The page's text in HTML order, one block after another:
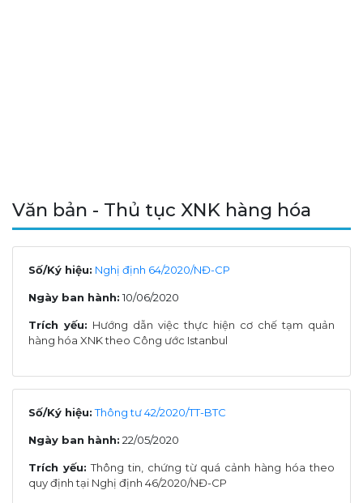
Văn bản - Thủ tục XNK hàng hóa
Số/Ký hiệu: Nghị định 64/2020/NĐ-CP
Ngày ban hành: 10/06/2020
Trích yếu: Hướng dẫn việc thực hiện cơ chế tạm quản
hàng hóa XNK theo Công ước Istanbul
Số/Ký hiệu: Thông tư 42/2020/TT-BTC
Ngày ban hành: 22/05/2020
Trích yếu: Thông tin, chứng từ quá cảnh hàng hóa theo
quy định tại Nghị định 46/2020/NĐ-CP